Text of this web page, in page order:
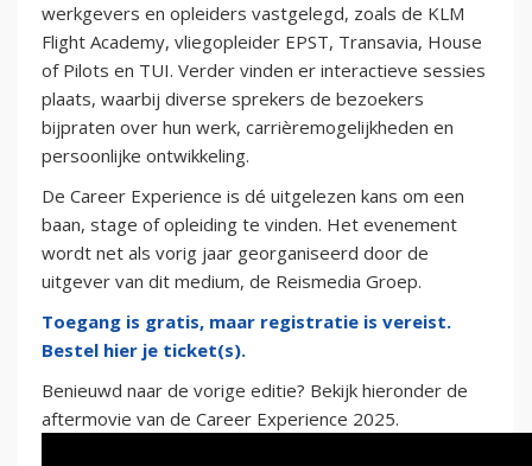
werkgevers en opleiders vastgelegd, zoals de KLM
Flight Academy, vliegopleider EPST, Transavia, House
of Pilots en TUI. Verder vinden er interactieve sessies
plaats, waarbij diverse sprekers de bezoekers
bijpraten over hun werk, carrièremogelijkheden en
persoonlijke ontwikkeling.
De Career Experience is dé uitgelezen kans om een
baan, stage of opleiding te vinden. Het evenement
wordt net als vorig jaar georganiseerd door de
uitgever van dit medium, de Reismedia Groep.
Toegang is gratis, maar registratie is vereist.
Bestel hier je ticket(s).
Benieuwd naar de vorige editie? Bekijk hieronder de
aftermovie van de Career Experience 2025.